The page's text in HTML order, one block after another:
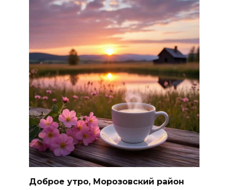
Доброе утро, Морозовский район